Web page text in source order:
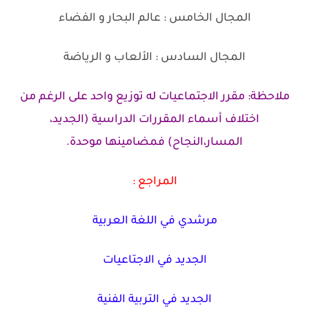
المجال الخامس : عالم البحار و الفضاء
المجال السادس : الألعاب و الرياضة
ملاحظة: مقرر الاجتماعيات له توزيع واحد على الرغم من
اختلاف أسماء المقررات الدراسية (الجديد،
المسار،النجاح) فمضامينها موحدة.
المراجع :
مرشدي في اللغة العربية
الجديد في الاجتاعيات
الجديد في التربية الفنية